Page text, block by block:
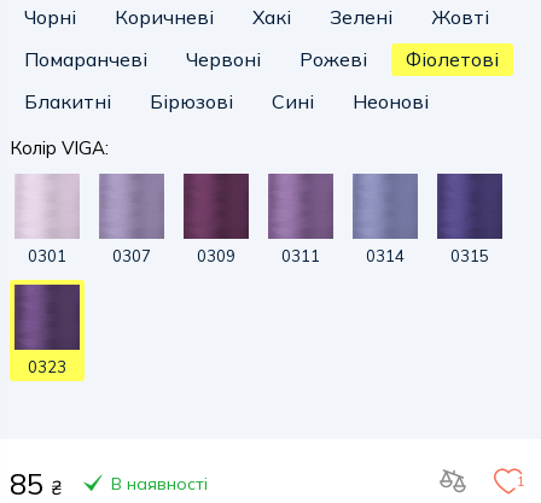
Чорні
Коричневі Хакі Зелені
Жовті
Помаранчеві
Червоні Рожеві
Фіолетові
Блакитні
Бірюзові Сині Неонові
Колір VIGA:
0301 0307 0309 0311 0314 0315
0323
85 ₴ В наявності 1